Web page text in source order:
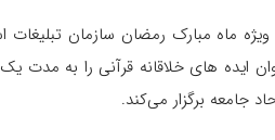
ماه مبارک رمضان سازمان تبلیغات